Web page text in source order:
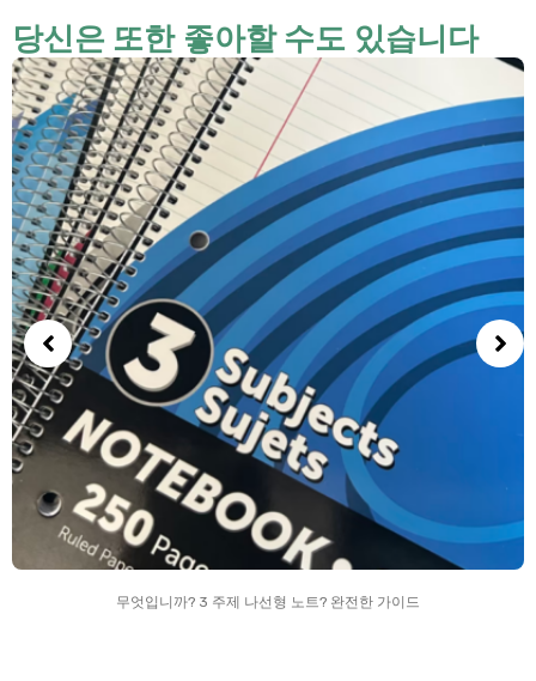
당신은 또한 좋아할 수도 있습니다
무엇입니까? 3 주제 나선형 노트? 완전한 가이드